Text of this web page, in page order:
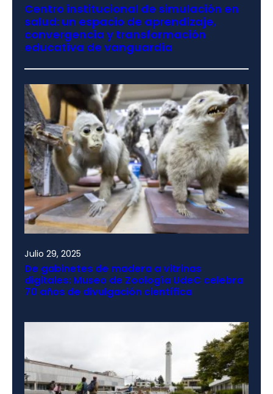
Centro institucional de simulación en
salud: un espacio de aprendizaje,
convergencia y transformación
educativa de vanguardia
Julio 29, 2025
De gabinetes de madera a vitrinas
digitales: Museo de Zoología UdeC celebra
70 años de divulgación científica